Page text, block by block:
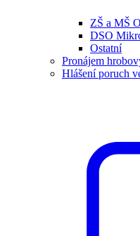
ZŠ a MŠ
DSO
Ostatní
Pronájem
Hlášení poruch